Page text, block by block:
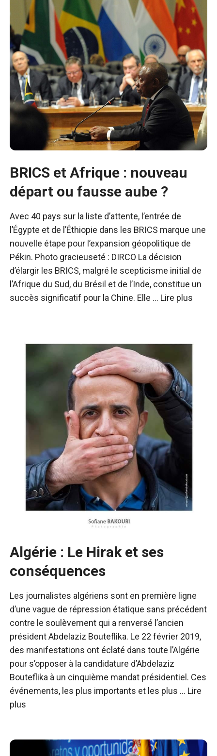
BRICS et Afrique : nouveau
départ ou fausse aube ?
Avec 40 pays sur la liste d’attente, l’entrée de
l’Égypte et de l’Éthiopie dans les BRICS marque une
nouvelle étape pour l’expansion géopolitique de
Pékin. Photo gracieuseté : DIRCO La décision
d’élargir les BRICS, malgré le scepticisme initial de
l’Afrique du Sud, du Brésil et de l’Inde, constitue un
succès significatif pour la Chine. Elle … Lire plus
Algérie : Le Hirak et ses
conséquences
Les journalistes algériens sont en première ligne
d’une vague de répression étatique sans précédent
contre le soulèvement qui a renversé l’ancien
président Abdelaziz Bouteflika. Le 22 février 2019,
des manifestations ont éclaté dans toute l’Algérie
pour s’opposer à la candidature d’Abdelaziz
Bouteflika à un cinquième mandat présidentiel. Ces
événements, les plus importants et les plus … Lire
plus